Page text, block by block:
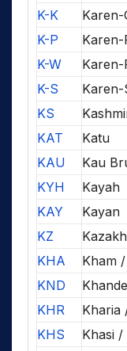
K-K
Karen-
K-P
K-W
Karen-
K-S
KS
KAT
Katu
KAU
Kau
KYH
Kayah
KAY
Kayan
KZ
Kazakh
KHA
Kham
KND
KHR
Kharia
KHS
Khasi /